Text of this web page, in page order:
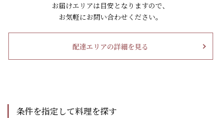
お届けエリアは目安となりますので、
お気軽にお問い合わせください。
配達エリアの詳細を見る
条件を指定して料理を探す